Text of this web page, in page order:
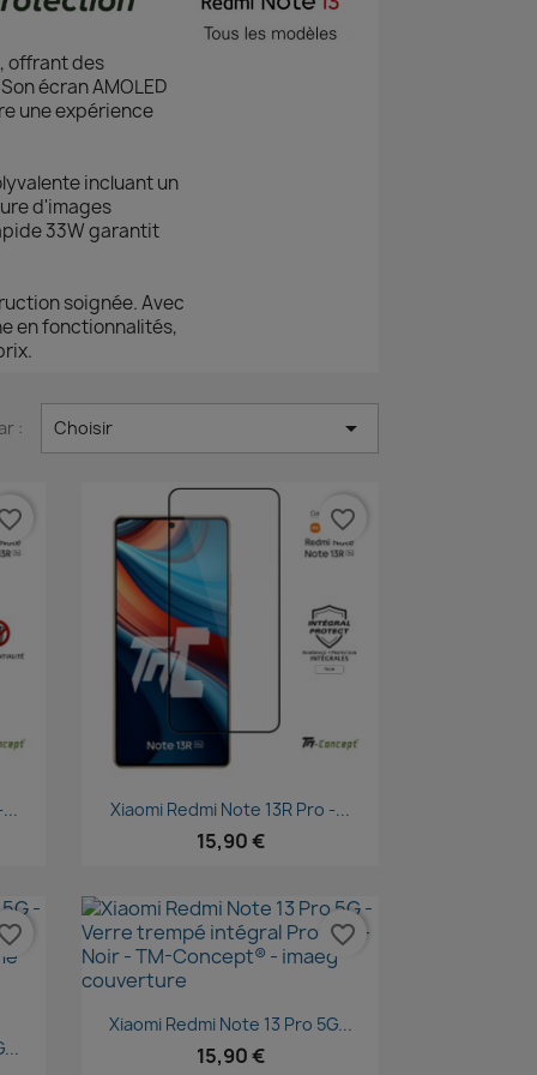
offrant des
écran AMOLED
une expérience
incluant un
d'images
33W garantit
soignée. Avec
en fonctionnalités,
: Choisir 
Aperçu rapide
Xiaomi Redmi Note 13R Pro -...
15,90 €
favorite_border
Aperçu rapide
Xiaomi Redmi Note 13 Pro 5G...
15,90 €
favorite_border